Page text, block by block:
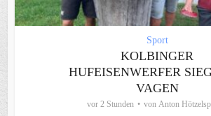
Sport
KOLBINGER
HUFEISENWERFER
VAGEN
vor 2 Stunden von Anton